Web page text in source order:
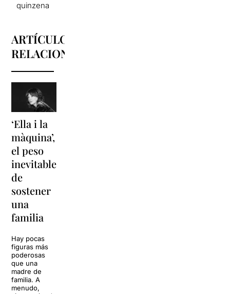
quinzena
ARTÍCULOS
RELACIONADOS
‘Ella i la
màquina’,
el peso
inevitable
de
sostener
una
familia
Hay pocas
figuras más
poderosas
que una
madre de
familia. A
menudo,